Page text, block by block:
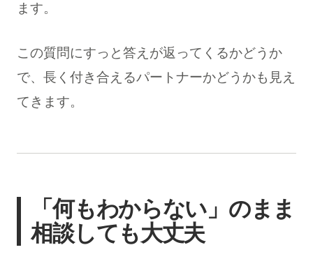
ます。
この質問にすっと答えが返ってくるかどうか
で、長く付き合えるパートナーかどうかも見え
てきます。
「何もわからない」のまま
相談しても大丈夫